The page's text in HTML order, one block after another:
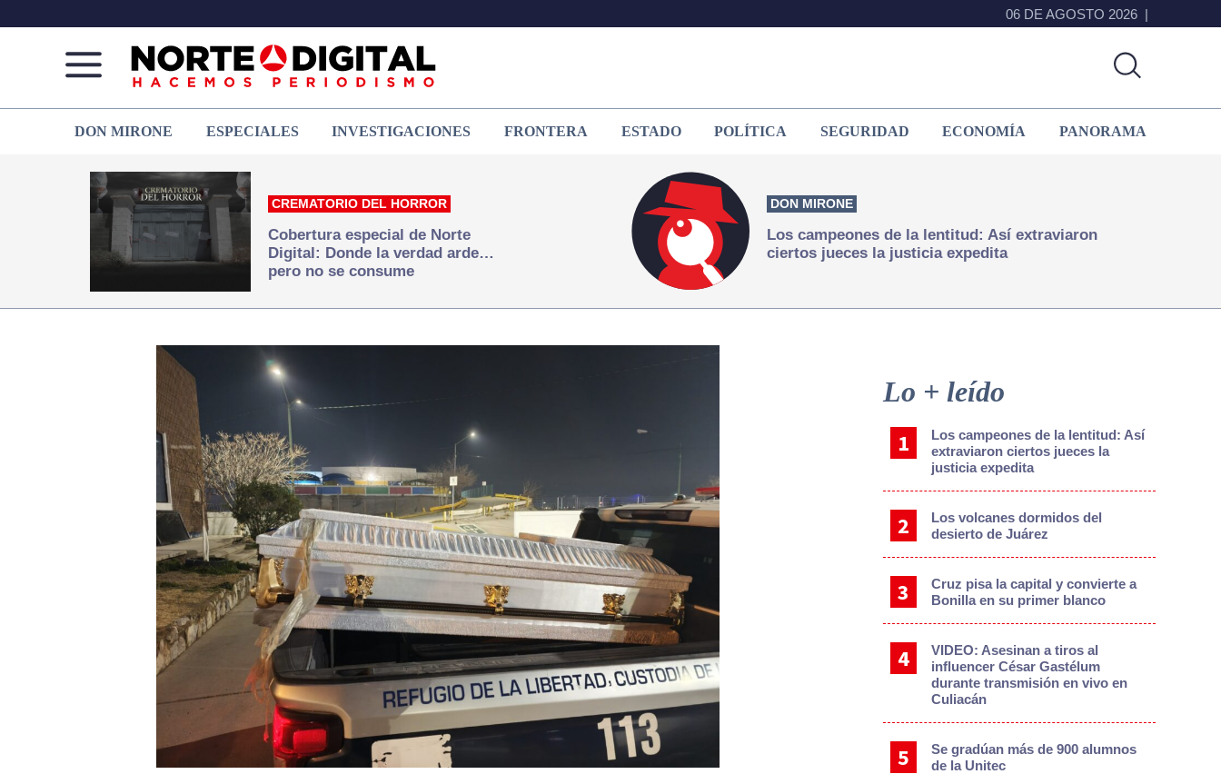
06 DE AGOSTO 2026
de
Juárez
que
hacemos periodismo
DON MIRONE ESPECIALES INVESTIGACIONES FRONTERA ESTADO POLÍTICA SEGURIDAD ECONOMÍA PANORAMA
CREMATORIO DEL HORROR
Cobertura especial de Norte
Digital: Donde la verdad arde…
pero no se consume
DON MIRONE
Los campeones de la lentitud: Así extraviaron
ciertos jueces la justicia expedita
Sidebar
Lo + leído
Los campeones de la lentitud: Así
extraviaron ciertos jueces la
justicia expedita
Los volcanes dormidos del
desierto de Juárez
Cruz pisa la capital y convierte a
Bonilla en su primer blanco
VIDEO: Asesinan a tiros al
influencer César Gastélum
durante transmisión en vivo en
Culiacán
Se gradúan más de 900 alumnos
de la Unitec